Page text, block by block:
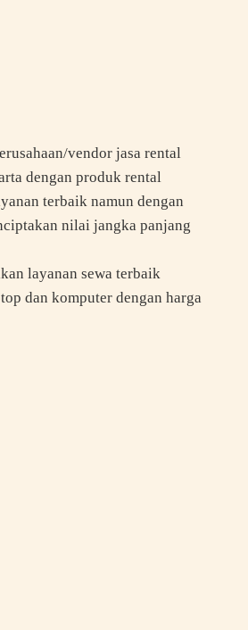
vendor jasa rental
dengan produk rental
terbaik namun dengan
nilai jangka panjang
layanan sewa terbaik
dan komputer dengan harga